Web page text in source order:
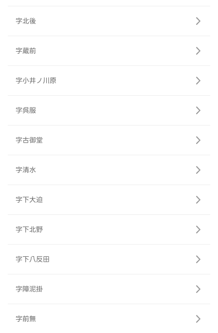
字北後
字蔵前
字小井ノ川原
字呉服
字古御堂
字清水
字下大迫
字下北野
字下八反田
字障泥掛
字前無